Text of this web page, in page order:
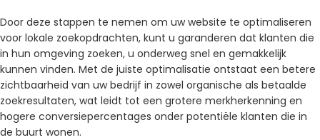
Door deze stappen te nemen om uw website te optimaliseren
voor lokale zoekopdrachten, kunt u garanderen dat klanten die
in hun omgeving zoeken, u onderweg snel en gemakkelijk
kunnen vinden. Met de juiste optimalisatie ontstaat een betere
zichtbaarheid van uw bedrijf in zowel organische als betaalde
zoekresultaten, wat leidt tot een grotere merkherkenning en
hogere conversiepercentages onder potentiële klanten die in
de buurt wonen.